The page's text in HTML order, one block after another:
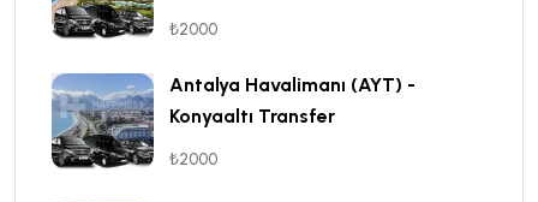
₺2000
Antalya Havalimanı (AYT) -
Konyaaltı Transfer
₺2000